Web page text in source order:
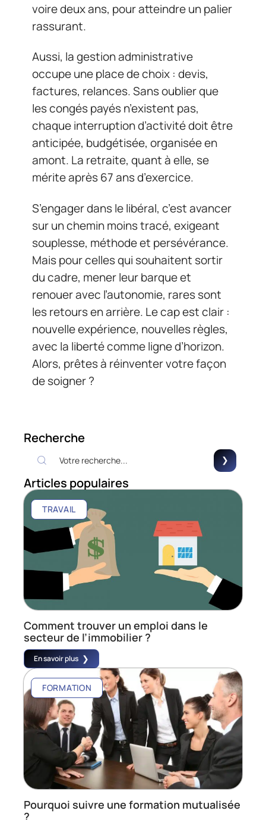
voire deux ans, pour atteindre un palier
rassurant.
Aussi, la gestion administrative
occupe une place de choix : devis,
factures, relances. Sans oublier que
les congés payés n’existent pas,
chaque interruption d’activité doit être
anticipée, budgétisée, organisée en
amont. La retraite, quant à elle, se
mérite après 67 ans d’exercice.
S’engager dans le libéral, c’est avancer
sur un chemin moins tracé, exigeant
souplesse, méthode et persévérance.
Mais pour celles qui souhaitent sortir
du cadre, mener leur barque et
renouer avec l’autonomie, rares sont
les retours en arrière. Le cap est clair :
nouvelle expérience, nouvelles règles,
avec la liberté comme ligne d’horizon.
Alors, prêtes à réinventer votre façon
de soigner ?
Recherche
Articles populaires
TRAVAIL
Comment trouver un emploi dans le
secteur de l’immobilier ?
En savoir plus
FORMATION
Pourquoi suivre une formation mutualisée
?